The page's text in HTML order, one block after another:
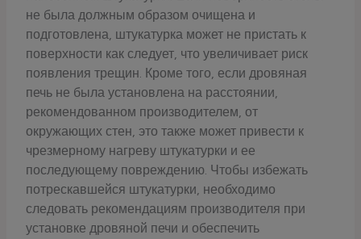
не была должным образом очищена и
подготовлена, штукатурка может не пристать к
поверхности как следует, что увеличивает риск
появления трещин. Кроме того, если дровяная
печь не была установлена на расстоянии,
рекомендованном производителем, от
окружающих стен, это также может привести к
чрезмерному нагреву штукатурки и ее
последующему повреждению. Чтобы избежать
потрескавшейся штукатурки, необходимо
следовать рекомендациям производителя при
установке дровяной печи и обеспечить